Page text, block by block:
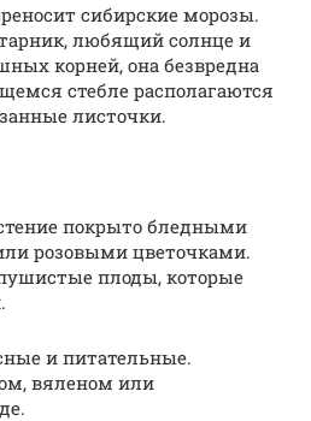
сибирские морозы.
любящий солнце и
корней, она безвредна
стебле располагаются
листочки.
покрыто бледными
розовыми цветочками.
плоды, которые
и питательные.
вяленом или